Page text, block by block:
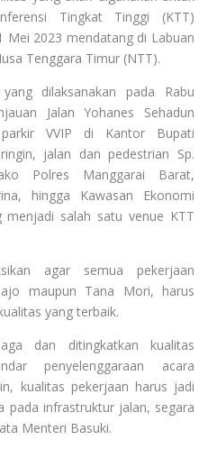
Tingkat Tinggi (KTT)
Mei 2023 mendatang di Labuan
Tenggara Timur (NTT).
dilaksanakan pada Rabu
Jalan Yohanes Sehadun
VVIP di Kantor Bupati
jalan dan pedestrian Sp.
Polres Manggarai Barat,
hingga Kawasan Ekonomi
menjadi salah satu venue KTT
agar semua pekerjaan
maupun Tana Mori, harus
yang terbaik.
dan ditingkatkan kualitas
penyelenggaraan acara
kualitas pekerjaan harus jadi
pada infrastruktur jalan, segara
Menteri Basuki.